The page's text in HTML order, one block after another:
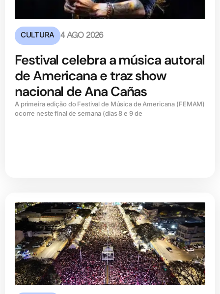
CULTURA 4 AGO 2026
Festival celebra a música autoral
de Americana e traz show
nacional de Ana Cañas
A primeira edição do Festival de Música de Americana (FEMAM)
ocorre neste final de semana (dias 8 e 9 de